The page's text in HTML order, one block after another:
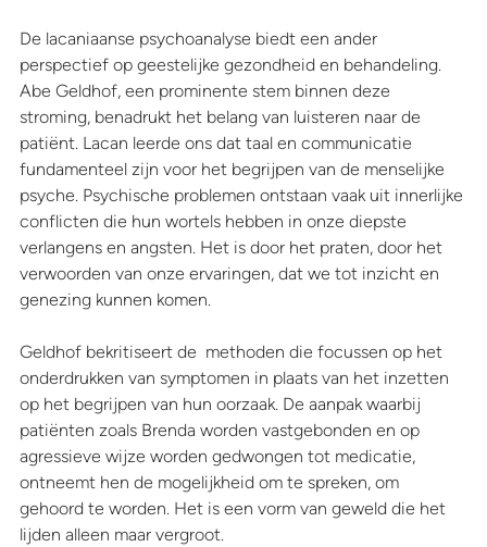
De lacaniaanse psychoanalyse biedt een ander
perspectief op geestelijke gezondheid en behandeling.
Abe Geldhof, een prominente stem binnen deze
stroming, benadrukt het belang van luisteren naar de
patiënt. Lacan leerde ons dat taal en communicatie
fundamenteel zijn voor het begrijpen van de menselijke
psyche. Psychische problemen ontstaan vaak uit innerlijke
conflicten die hun wortels hebben in onze diepste
verlangens en angsten. Het is door het praten, door het
verwoorden van onze ervaringen, dat we tot inzicht en
genezing kunnen komen.
Geldhof bekritiseert de  methoden die focussen op het
onderdrukken van symptomen in plaats van het inzetten
op het begrijpen van hun oorzaak. De aanpak waarbij
patiënten zoals Brenda worden vastgebonden en op
agressieve wijze worden gedwongen tot medicatie,
ontneemt hen de mogelijkheid om te spreken, om
gehoord te worden. Het is een vorm van geweld die het
lijden alleen maar vergroot.